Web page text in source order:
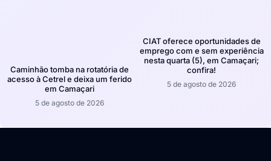
Caminhão tomba na rotatória de
acesso à Cetrel e deixa um ferido
em Camaçari
5 de agosto de 2026
CIAT oferece oportunidades de
emprego com e sem experiência
nesta quarta (5), em Camaçari;
confira!
5 de agosto de 2026